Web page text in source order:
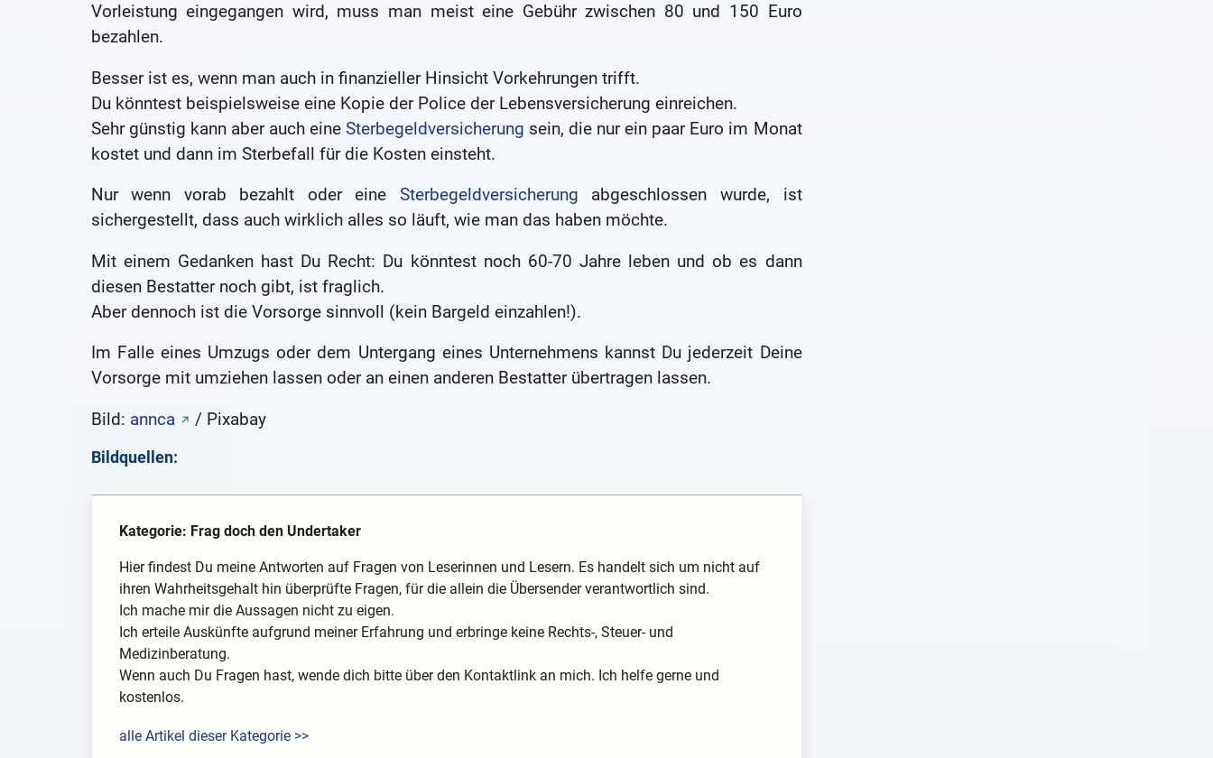
Vorleistung eingegangen wird, muss man meist eine Gebühr zwischen 80 und 150 Euro
bezahlen.
Besser ist es, wenn man auch in finanzieller Hinsicht Vorkehrungen trifft.
Du könntest beispielsweise eine Kopie der Police der Lebensversicherung einreichen.
Sehr günstig kann aber auch eineSterbegeldversicherung sein, die nur ein paar Euro im Monat
kostet und dann im Sterbefall für die Kosten einsteht.
Nur wenn vorab bezahlt oder eine Sterbegeldversicherung abgeschlossen wurde, ist
sichergestellt, dass auch wirklich alles so läuft, wie man das haben möchte.
Mit einem Gedanken hast Du Recht: Du könntest noch 60-70 Jahre leben und ob es dann
diesen Bestatter noch gibt, ist fraglich.
Aber dennoch ist die Vorsorge sinnvoll (kein Bargeld einzahlen!).
Im Falle eines Umzugs oder dem Untergang eines Unternehmens kannst Du jederzeit Deine
Vorsorge mit umziehen lassen oder an einen anderen Bestatter übertragen lassen.
Bild: annca / Pixabay
Bildquellen:
Kategorie: Frag doch den Undertaker
Hier findest Du meine Antworten auf Fragen von Leserinnen und Lesern. Es handelt sich um nicht auf
ihren Wahrheitsgehalt hin überprüfte Fragen, für die allein die Übersender verantwortlich sind.
Ich mache mir die Aussagen nicht zu eigen.
Ich erteile Auskünfte aufgrund meiner Erfahrung und erbringe keine Rechts-, Steuer- und
Medizinberatung.
Wenn auch Du Fragen hast, wende dich bitte über den Kontaktlink an mich. Ich helfe gerne und
kostenlos.
alle Artikel dieser Kategorie >>